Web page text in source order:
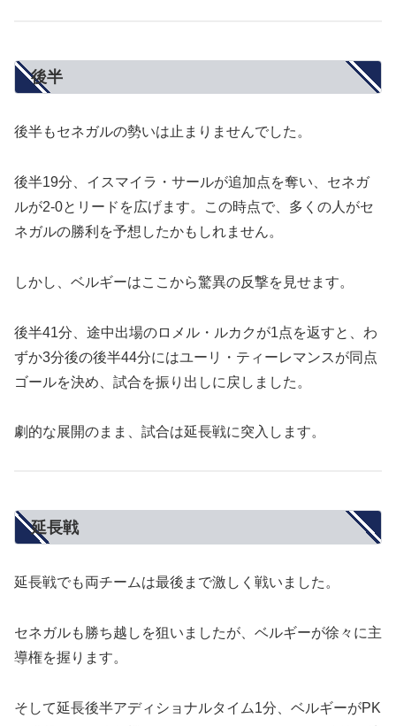
後半
後半もセネガルの勢いは止まりませんでした。
後半19分、イスマイラ・サールが追加点を奪い、セネガ
ルが2-0とリードを広げます。この時点で、多くの人がセ
ネガルの勝利を予想したかもしれません。
しかし、ベルギーはここから驚異の反撃を見せます。
後半41分、途中出場のロメル・ルカクが1点を返すと、わ
ずか3分後の後半44分にはユーリ・ティーレマンスが同点
ゴールを決め、試合を振り出しに戻しました。
劇的な展開のまま、試合は延長戦に突入します。
延長戦
延長戦でも両チームは最後まで激しく戦いました。
セネガルも勝ち越しを狙いましたが、ベルギーが徐々に主
導権を握ります。
そして延長後半アディショナルタイム1分、ベルギーがPK